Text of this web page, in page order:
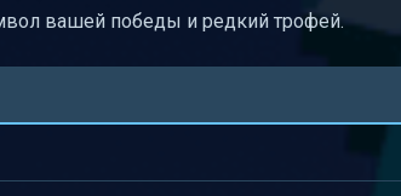
вашей победы и редкий трофей.